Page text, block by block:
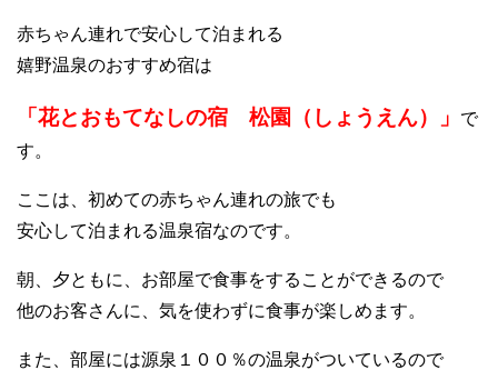
赤ちゃん連れで安心して泊まれる
嬉野温泉のおすすめ宿は
「花とおもてなしの宿 松園（しょうえん）」
で
す。
ここは、初めての赤ちゃん連れの旅でも
安心して泊まれる温泉宿なのです。
朝、夕ともに、お部屋で食事をすることができるので
他のお客さんに、気を使わずに食事が楽しめます。
また、部屋には源泉１００％の温泉がついているので